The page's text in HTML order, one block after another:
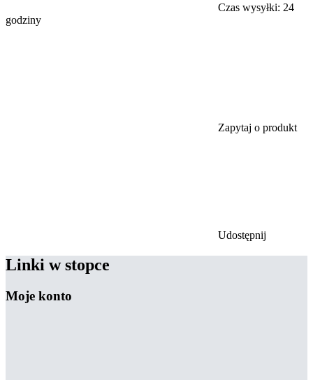
Czas wysyłki: 24
godziny
Zapytaj o produkt
Udostępnij
Linki w stopce
Moje konto